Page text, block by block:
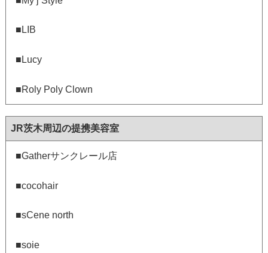
■LIB
■Lucy
■Roly Poly Clown
JR茨木周辺の提携美容室
■Gatherサンクレール店
■cocohair
■sCene north
■soie